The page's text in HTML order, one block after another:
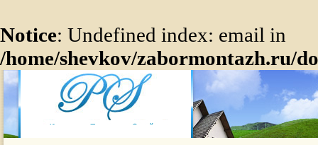
Notice: Undefined index: email in
/home/shevkov/zabormontazh.ru/